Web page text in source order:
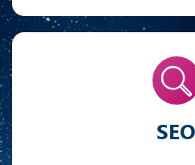
SEO